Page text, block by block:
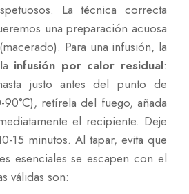
La técnica correcta
una preparación acuosa
Para una infusión, la
infusión por calor residual:
justo antes del punto de
retírela del fuego, añada
el recipiente. Deje
15 minutos. Al tapar, evita que
esenciales se escapen con el
válidas son: